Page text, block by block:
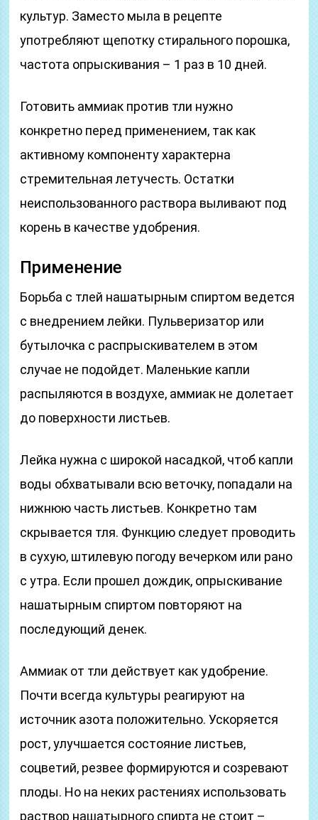
культур. Заместо мыла в рецепте
употребляют щепотку стирального порошка,
частота опрыскивания – 1 раз в 10 дней.
Готовить аммиак против тли нужно
конкретно перед применением, так как
активному компоненту характерна
стремительная летучесть. Остатки
неиспользованного раствора выливают под
корень в качестве удобрения.
Применение
Борьба с тлей нашатырным спиртом ведется
с внедрением лейки. Пульверизатор или
бутылочка с распрыскивателем в этом
случае не подойдет. Маленькие капли
распыляются в воздухе, аммиак не долетает
до поверхности листьев.
Лейка нужна с широкой насадкой, чтоб капли
воды обхватывали всю веточку, попадали на
нижнюю часть листьев. Конкретно там
скрывается тля. Функцию следует проводить
в сухую, штилевую погоду вечерком или рано
с утра. Если прошел дождик, опрыскивание
нашатырным спиртом повторяют на
последующий денек.
Аммиак от тли действует как удобрение.
Почти всегда культуры реагируют на
источник азота положительно. Ускоряется
рост, улучшается состояние листьев,
соцветий, резвее формируются и созревают
плоды. Но на неких растениях использовать
раствор нашатырного спирта не стоит –